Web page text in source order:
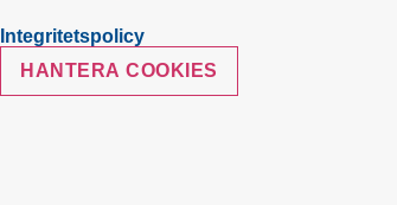
Integritetspolicy
HANTERA COOKIES